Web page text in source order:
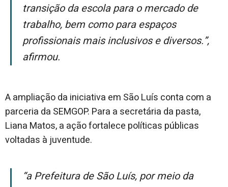
transição da escola para o mercado de
trabalho, bem como para espaços
profissionais mais inclusivos e diversos.”,
afirmou.
A ampliação da iniciativa em São Luís conta com a
parceria da SEMGOP. Para a secretária da pasta,
Liana Matos, a ação fortalece políticas públicas
voltadas à juventude.
“A Prefeitura de São Luís, por meio da